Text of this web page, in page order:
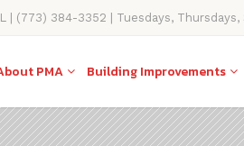
| (773) 384-3352 | Tuesdays, Thursdays,
PMA Building Improvements